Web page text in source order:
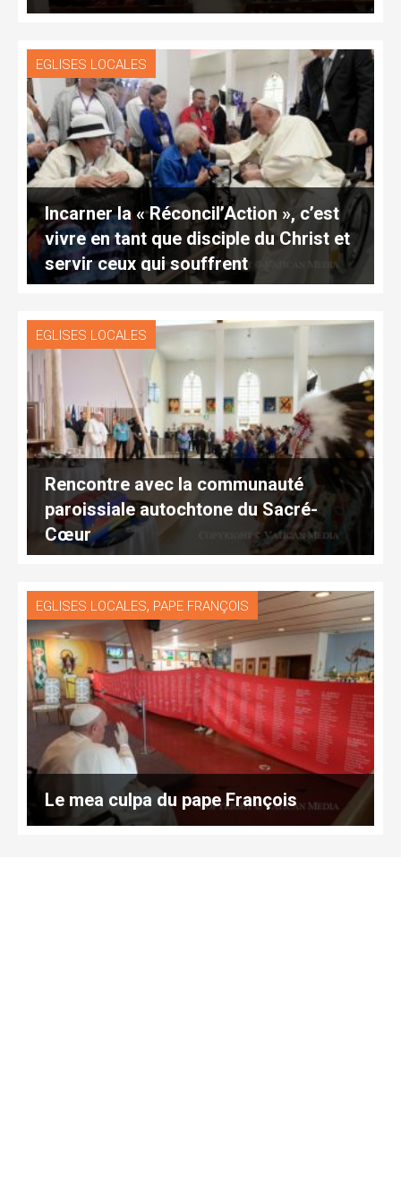
EGLISES LOCALES
Incarner la « Réconcil’Action », c’est
vivre en tant que disciple du Christ et
servir ceux qui souffrent
EGLISES LOCALES
Rencontre avec la communauté
paroissiale autochtone du Sacré-
Cœur
EGLISES LOCALES, PAPE FRANÇOIS
Le mea culpa du pape François